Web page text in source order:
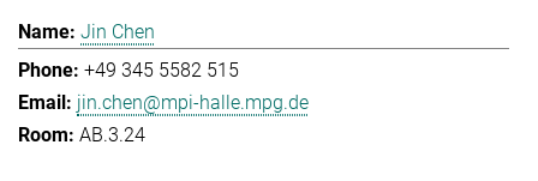
Jin Chen
+49 345 5582 515
jin.chen@mpi-halle.mpg.de
AB.3.24